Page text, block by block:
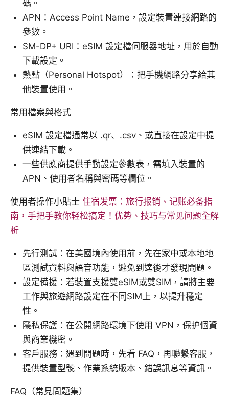
碼。
APN：Access Point Name，設定裝置連接網路的
參數。
SM-DP+ URI：eSIM 設定檔伺服器地址，用於自動
下載設定。
熱點（Personal Hotspot）：把手機網路分享給其
他裝置使用。
常用檔案與格式
eSIM 設定檔通常以 .qr、.csv、或直接在設定中提
供連結下載。
一些供應商提供手動設定參數表，需填入裝置的
APN、使用者名稱與密碼等欄位。
使用者操作小貼士 住宿发票：旅行报销、记账必备指
南，手把手教你轻松搞定！优势、技巧与常见问题全解
析
先行測試：在美國境內使用前，先在家中或本地地
區測試資料與語音功能，避免到達後才發現問題。
設定備援：若裝置支援雙eSIM或雙SIM，請將主要
工作與旅遊網路設定在不同SIM上，以提升穩定
性。
隱私保護：在公開網路環境下使用 VPN，保护個資
與商業機密。
客戶服務：遇到問題時，先看 FAQ，再聯繫客服，
提供裝置型號、作業系統版本、錯誤訊息等資訊。
FAQ（常見問題集）